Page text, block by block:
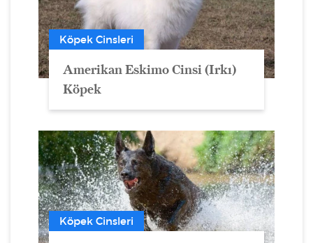
Köpek Cinsleri
Amerikan Eskimo Cinsi (Irkı)
Köpek
Köpek Cinsleri